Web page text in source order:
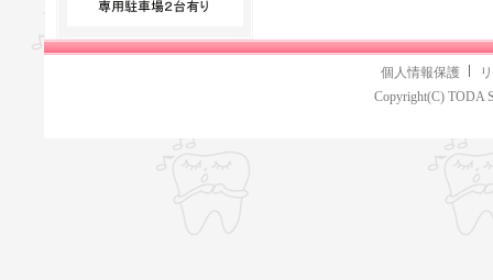
個人情報保護
Copyright(C) TODA